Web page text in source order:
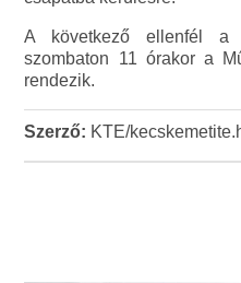
A következő ellenfél a
szombaton 11 órakor a
rendezik.
Szerző: KTE/